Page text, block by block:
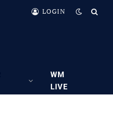
LOGIN
WM
LIVE